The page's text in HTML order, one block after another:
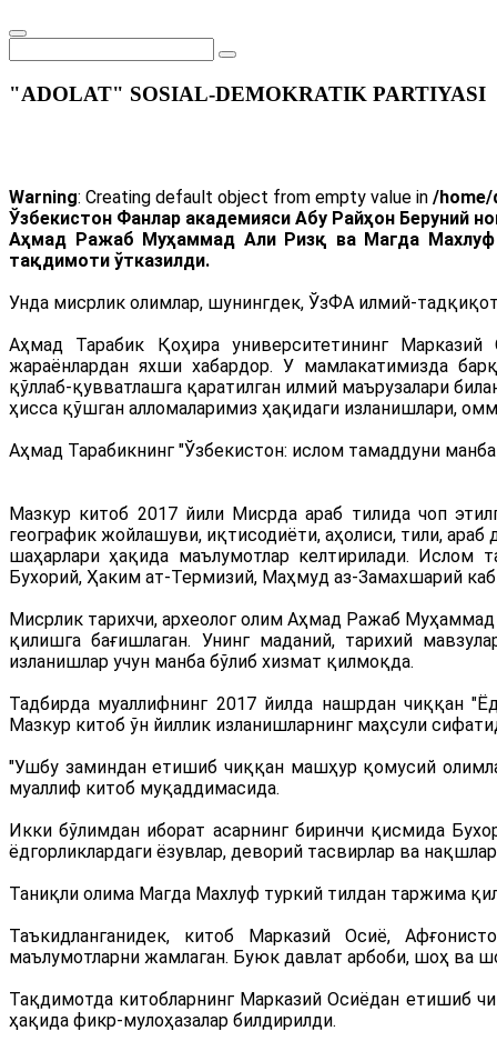
"ADOLAT" SOSIAL-DEMOKRATIK PARTIYASI
Warning: Creating default object from empty value in /home/
Ўзбекистон Фанлар академияси Абу Райҳон Беруний
Аҳмад Ражаб Муҳаммад Али Ризқ ва Магда Махлуф
тақдимоти ўтказилди.
Унда мисрлик олимлар, шунингдек, ЎзФА илмий-
Аҳмад Тарабик Қоҳира университетининг
жараёнлардан яхши хабардор. У мамлакатимизда
қўллаб-қувватлашга қаратилган илмий маърузалари
ҳисса қўшган алломаларимиз ҳақидаги изланишлари,
Аҳмад Тарабикнинг "Ўзбекистон: ислом тамаддуни
Мазкур китоб 2017 йили Мисрда араб тилида чоп
географик жойлашуви, иқтисодиёти, аҳолиси, тили,
шаҳарлари ҳақида маълумотлар келтирилади.
Бухорий, Ҳаким ат-Термизий, Маҳмуд аз-Замахшарий
Мисрлик тарихчи, археолог олим Аҳмад Ражаб
қилишга бағишлаган. Унинг маданий, тарихий
изланишлар учун манба бўлиб хизмат қилмоқда.
Тадбирда муаллифнинг 2017 йилда нашрдан чиққан
Мазкур китоб ўн йиллик изланишларнинг маҳсули
"Ушбу заминдан етишиб чиққан машҳур қомусий
муаллиф китоб муқаддимасида.
Икки бўлимдан иборат асарнинг биринчи қисмида
ёдгорликлардаги ёзувлар, деворий тасвирлар ва
Таниқли олима Магда Махлуф туркий тилдан таржима
Таъкидланганидек, китоб Марказий Осиё,
маълумотларни жамлаган. Буюк давлат арбоби, шоҳ ва
Тақдимотда китобларнинг Марказий Осиёдан етишиб
ҳақида фикр-мулоҳазалар билдирилди.